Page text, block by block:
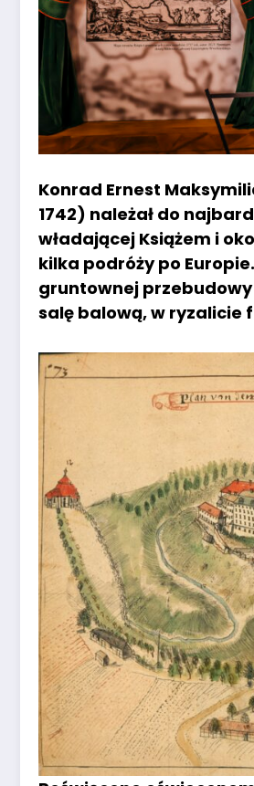
Konrad Ernest
1742) należał do
władającej Książem i
kilka podróży po
gruntownej
salę balową, w ryzalicie